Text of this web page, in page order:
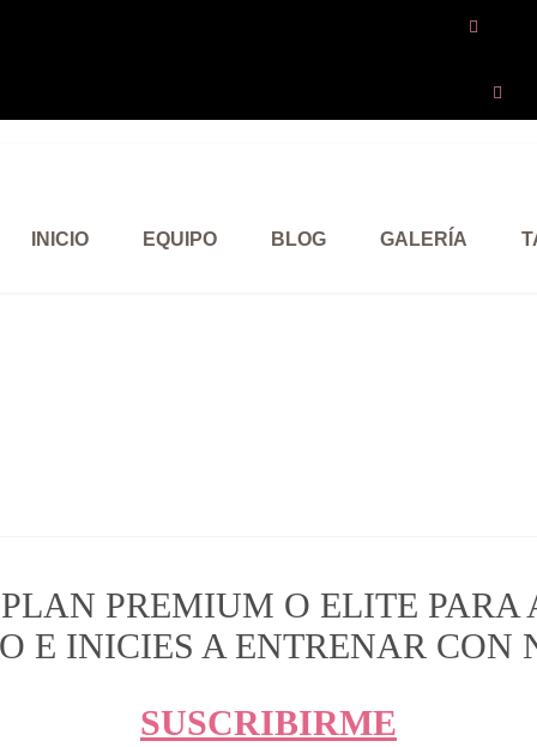
INICIO EQUIPO BLOG GALERÍA
PREMIUM O ELITE PARA
E INICIES A ENTRENAR CON
SUSCRIBIRME